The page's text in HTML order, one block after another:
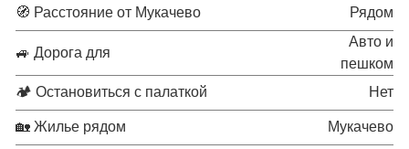
🧭 Расстояние от Мукачево
Рядом
🚙 Дорога для
Авто и
пешком
🏕 Остановиться с палаткой
Нет
🏡 Жилье рядом
Мукачево